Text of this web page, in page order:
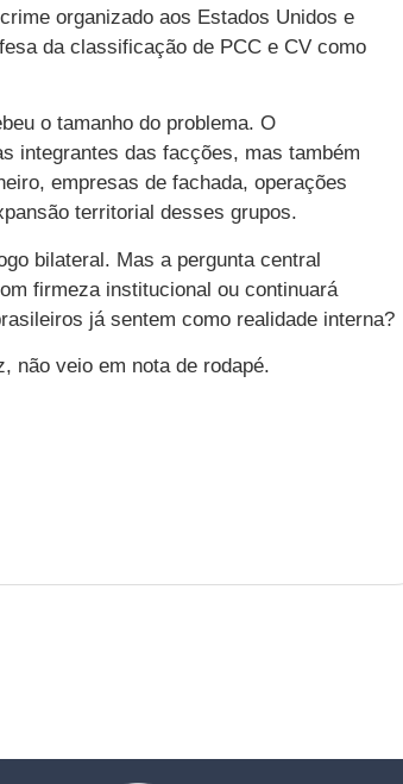
organizado aos Estados Unidos e
da classificação de PCC e CV como
o tamanho do problema. O
integrantes das facções, mas também
empresas de fachada, operações
territorial desses grupos.
bilateral. Mas a pergunta central
firmeza institucional ou continuará
já sentem como realidade interna?
não veio em nota de rodapé.